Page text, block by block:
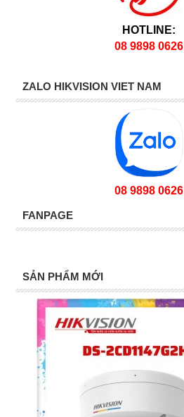
HOTLINE:
08 9898 0626
ZALO HIKVISION VIET NAM
08 9898 0626
FANPAGE
SẢN PHẨM MỚI